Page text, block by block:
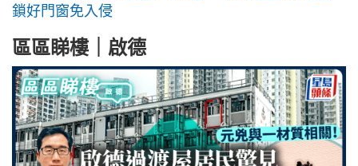
鎖好門窗免入侵
區區睇樓｜啟德